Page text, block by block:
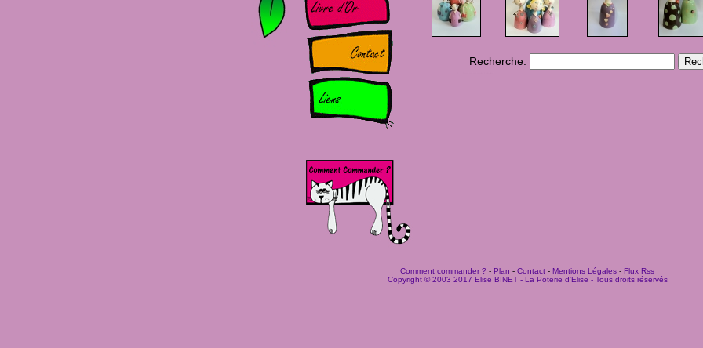
Recherche:
Comment commander ? - Plan - Contact - Mentions Légales - Flux Rss
Copyright © 2003 2017 Elise BINET - La Poterie d'Elise - Tous droits réservés